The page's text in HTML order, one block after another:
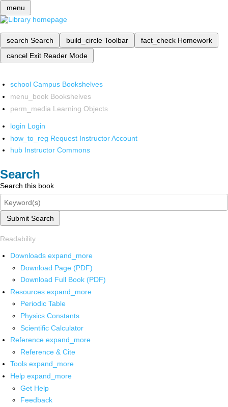
menu
search Search build_circle Toolbar fact_check Homework
cancel Exit Reader Mode
school Campus Bookshelves
menu_book Bookshelves
perm_media Learning Objects
login Login
how_to_reg Request Instructor Account
hub Instructor Commons
Search
Search this book
Submit Search
Readability
Downloads expand_more
Download Page (PDF)
Download Full Book (PDF)
Resources expand_more
Periodic Table
Physics Constants
Scientific Calculator
Reference expand_more
Reference & Cite
Tools expand_more
Help expand_more
Get Help
Feedback